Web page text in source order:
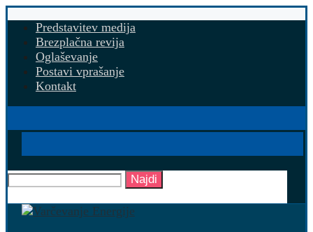
Predstavitev medija
Brezplačna revija
Oglaševanje
Postavi vprašanje
Kontakt
Najdi